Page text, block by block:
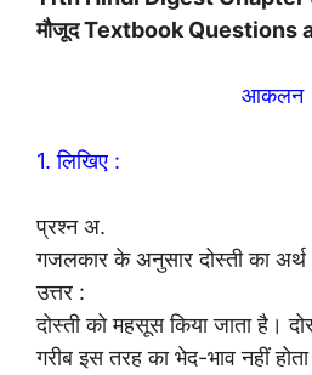
मौजूद Textbook Questions
आकलन
1. लिखिए :
प्रश्न अ.
गजलकार के अनुसार दोस्ती का अर्थ
उत्तर :
दोस्ती को महसूस किया जाता है।
गरीब इस तरह का भेद-भाव नहीं